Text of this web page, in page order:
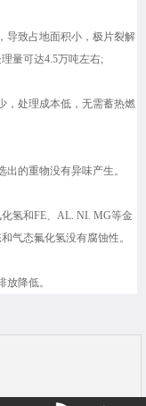
导致占地面积小，极片裂解
量可达4.5万吨左右;
，处理成本低，无需蓄热燃
的重物没有异味产生。
氢和FE、AL. NI. MG等金
气态氟化氢没有腐蚀性。
降低。